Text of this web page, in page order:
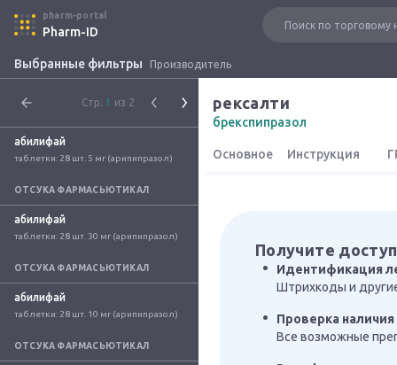
pharm-portal
Pharm-ID
Выбранные фильтры Производитель
Стр. 1 из 2
абилифай
таблетки: 28 шт. 5 мг (арипипразол)
ОТСУКА ФАРМАСЬЮТИКАЛ
абилифай
таблетки: 28 шт. 30 мг (арипипразол)
ОТСУКА ФАРМАСЬЮТИКАЛ
абилифай
таблетки: 28 шт. 10 мг (арипипразол)
ОТСУКА ФАРМАСЬЮТИКАЛ
рексалти
брекспипразол
Основное Инструкция
Получите
Идентификация
Штрихкоды и
Проверка
Все возможные